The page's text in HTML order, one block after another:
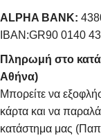
ALPHA BANK:
IBAN:GR90 0140
Πληρωμή στο
Αθήνα)
Μπορείτε να
κάρτα και να
κατάστημα μας